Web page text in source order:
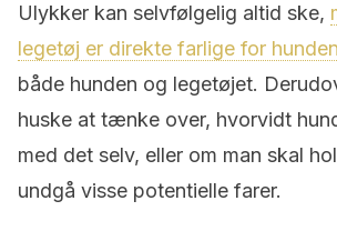
Ulykker kan selvfølgelig altid ske,
legetøj er direkte farlige for hunden
både hunden og legetøjet.
huske at tænke over, hvorvidt
med det selv, eller om man skal
undgå visse potentielle farer.